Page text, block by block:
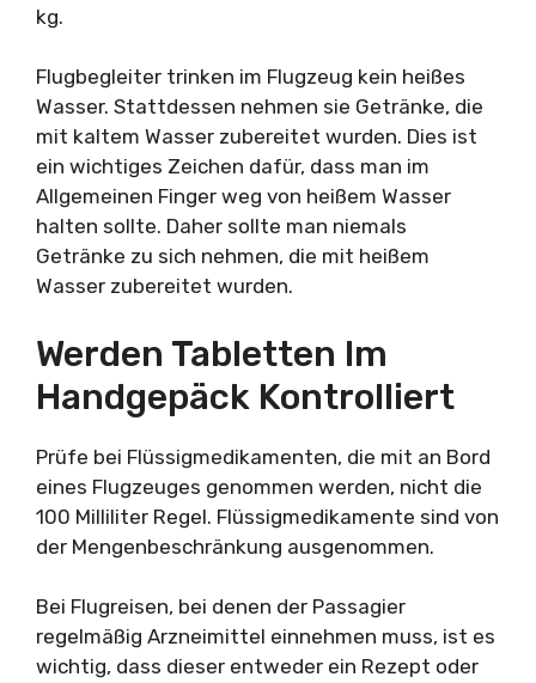
kg.
Flugbegleiter trinken im Flugzeug kein heißes
Wasser. Stattdessen nehmen sie Getränke, die
mit kaltem Wasser zubereitet wurden. Dies ist
ein wichtiges Zeichen dafür, dass man im
Allgemeinen Finger weg von heißem Wasser
halten sollte. Daher sollte man niemals
Getränke zu sich nehmen, die mit heißem
Wasser zubereitet wurden.
Werden Tabletten Im
Handgepäck Kontrolliert
Prüfe bei Flüssigmedikamenten, die mit an Bord
eines Flugzeuges genommen werden, nicht die
100 Milliliter Regel. Flüssigmedikamente sind von
der Mengenbeschränkung ausgenommen.
Bei Flugreisen, bei denen der Passagier
regelmäßig Arzneimittel einnehmen muss, ist es
wichtig, dass dieser entweder ein Rezept oder